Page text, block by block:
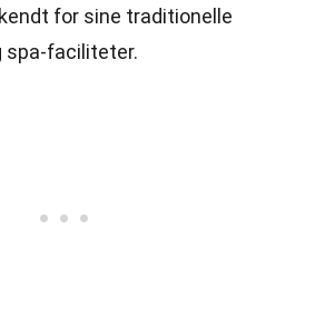
for sine traditionelle
spa-faciliteter.